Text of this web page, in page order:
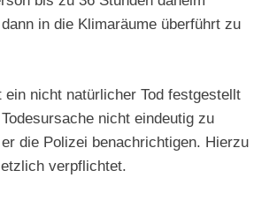
in die Klimaräume überführt zu
ein nicht natürlicher Tod festgestellt
nicht eindeutig zu
die Polizei benachrichtigen. Hierzu
verpflichtet.